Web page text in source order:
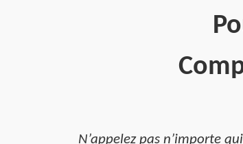
N’appelez pas n’importe